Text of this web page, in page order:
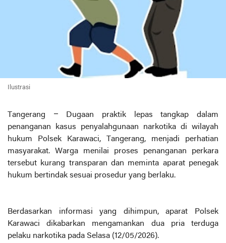
Ilustrasi
Tangerang – Dugaan praktik lepas tangkap dalam
penanganan kasus penyalahgunaan narkotika di wilayah
hukum Polsek Karawaci, Tangerang, menjadi perhatian
masyarakat. Warga menilai proses penanganan perkara
tersebut kurang transparan dan meminta aparat penegak
hukum bertindak sesuai prosedur yang berlaku.
Berdasarkan informasi yang dihimpun, aparat Polsek
Karawaci dikabarkan mengamankan dua pria terduga
pelaku narkotika pada Selasa (12/05/2026).